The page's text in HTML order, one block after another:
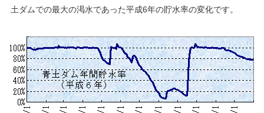
土ダムでの最大の渇水であった平成6年の貯水率の変化です。